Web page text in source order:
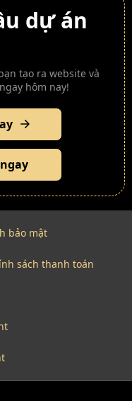
dự án
tạo ra website và
hôm nay!
bảo mật
sách thanh toán